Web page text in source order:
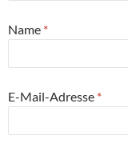
Name *
E-Mail-Adresse *